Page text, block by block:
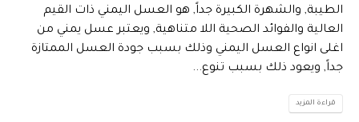
الطيبة, والشهرة الكبيرة جداً, هو العسل اليمني ذات القيم
العالية والفوائد الصحية اللا متناهية, ويعتبر عسل يمني من
اغلى انواع العسل اليمني وذلك بسبب جودة العسل الممتازة
جداً, ويعود ذلك بسبب تنوع...
قراءة المزيد